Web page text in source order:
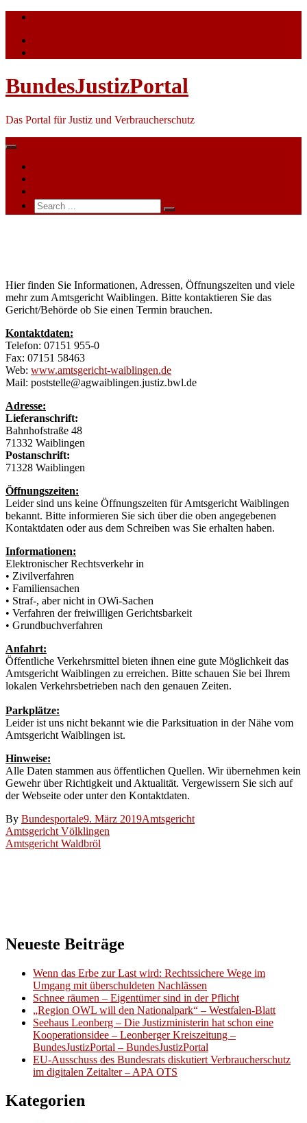
Skip
content
BundesJustizPortal
Das Portal für Justiz und Verbraucherschutz
Search
for:
Hier finden Sie Informationen, Adressen, Öffnungszeiten und viele
mehr zum Amtsgericht Waiblingen. Bitte kontaktieren Sie das
Gericht/Behörde ob Sie einen Termin brauchen.
Kontaktdaten:
Telefon: 07151 955-0
Fax: 07151 58463
Web: www.amtsgericht-waiblingen.de
Mail: poststelle@agwaiblingen.justiz.bwl.de
Adresse:
Lieferanschrift:
Bahnhofstraße 48
71332 Waiblingen
Postanschrift:
71328 Waiblingen
Öffnungszeiten:
Leider sind uns keine Öffnungszeiten für Amtsgericht Waiblingen
bekannt. Bitte informieren Sie sich über die oben angegebenen
Kontaktdaten oder aus dem Schreiben was Sie erhalten haben.
Informationen:
Elektronischer Rechtsverkehr in
• Zivilverfahren
• Familiensachen
• Straf-, aber nicht in OWi-Sachen
• Verfahren der freiwilligen Gerichtsbarkeit
• Grundbuchverfahren
Anfahrt:
Öffentliche Verkehrsmittel bieten ihnen eine gute Möglichkeit das
Amtsgericht Waiblingen zu erreichen. Bitte schauen Sie bei Ihrem
lokalen Verkehrsbetrieben nach den genauen Zeiten.
Parkplätze:
Leider ist uns nicht bekannt wie die Parksituation in der Nähe vom
Amtsgericht Waiblingen ist.
Hinweise:
Alle Daten stammen aus öffentlichen Quellen. Wir übernehmen kein
Gewehr über Richtigkeit und Aktualität. Vergewissern Sie sich auf
der Webseite oder unter den Kontaktdaten.
By Bundesportale9. März 2019Amtsgericht
Beitragsnavigation
Amtsgericht Völklingen
Amtsgericht Waldbröl
Neueste Beiträge
Wenn das Erbe zur Last wird: Rechtssichere Wege im
Umgang mit überschuldeten Nachlässen
Schnee räumen – Eigentümer sind in der Pflicht
„Region OWL will den Nationalpark“ – Westfalen-Blatt
Seehaus Leonberg – Die Justizministerin hat schon eine
Kooperationsidee – Leonberger Kreiszeitung –
BundesJustizPortal – BundesJustizPortal
EU-Ausschuss des Bundesrats diskutiert Verbraucherschutz
im digitalen Zeitalter – APA OTS
Kategorien